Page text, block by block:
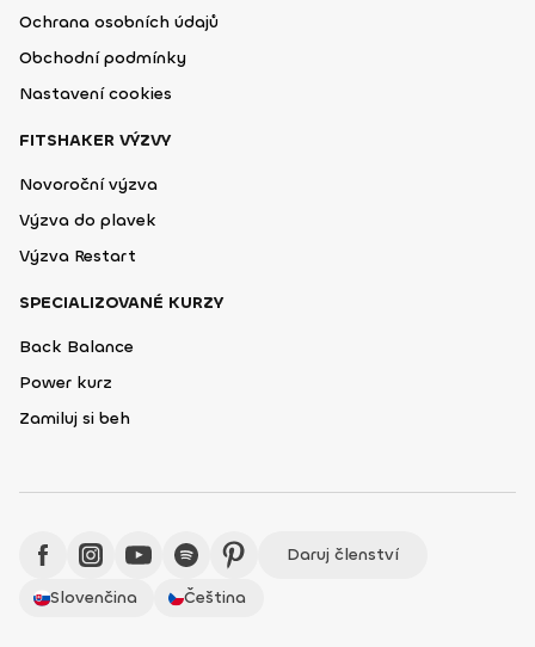
Ochrana osobních údajů
Obchodní podmínky
Nastavení cookies
FITSHAKER VÝZVY
Novoroční výzva
Výzva do plavek
Výzva Restart
SPECIALIZOVANÉ KURZY
Back Balance
Power kurz
Zamiluj si beh
Daruj členství
Slovenčina
Čeština